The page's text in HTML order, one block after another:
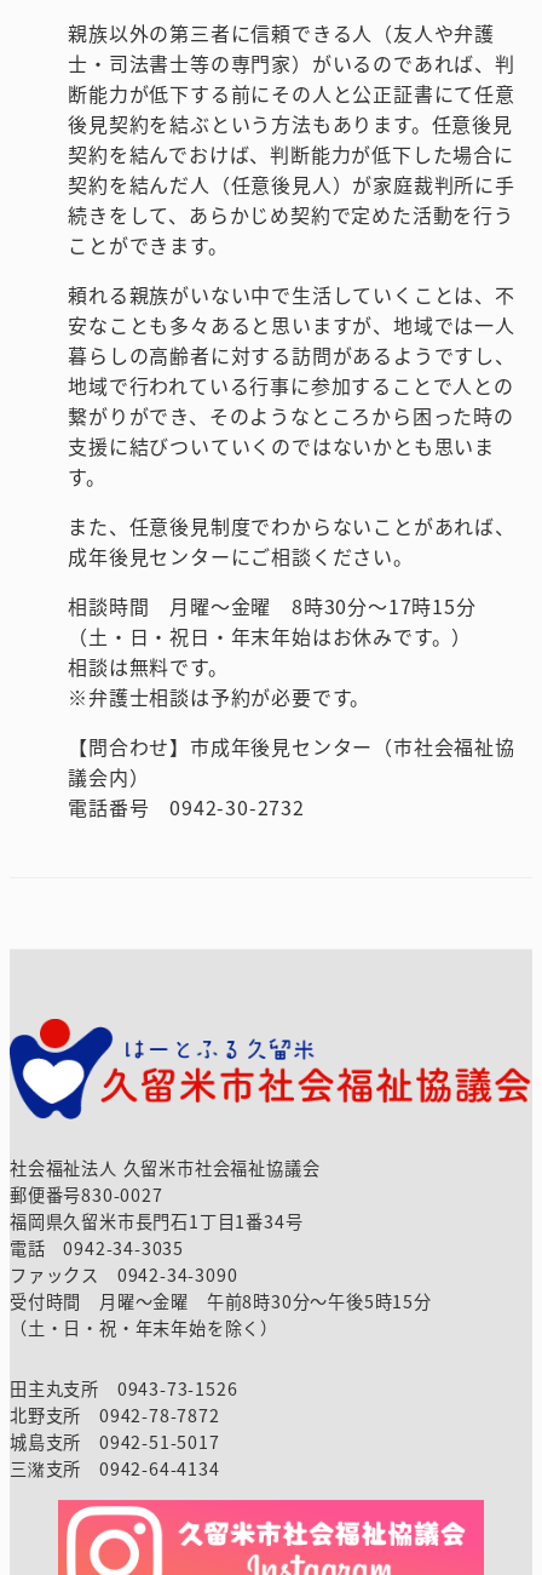
親族以外の第三者に信頼できる人（友人や弁護
士・司法書士等の専門家）がいるのであれば、判
断能力が低下する前にその人と公正証書にて任意
後見契約を結ぶという方法もあります。任意後見
契約を結んでおけば、判断能力が低下した場合に
契約を結んだ人（任意後見人）が家庭裁判所に手
続きをして、あらかじめ契約で定めた活動を行う
ことができます。
頼れる親族がいない中で生活していくことは、不
安なことも多々あると思いますが、地域では一人
暮らしの高齢者に対する訪問があるようですし、
地域で行われている行事に参加することで人との
繋がりができ、そのようなところから困った時の
支援に結びついていくのではないかとも思いま
す。
また、任意後見制度でわからないことがあれば、
成年後見センターにご相談ください。
相談時間 月曜～金曜 8時30分～17時15分
（土・日・祝日・年末年始はお休みです。）
相談は無料です。
※弁護士相談は予約が必要です。
【問合わせ】市成年後見センター（市社会福祉協
議会内）
電話番号 0942-30-2732
社会福祉法人 久留米市社会福祉協議会
郵便番号830-0027
福岡県久留米市長門石1丁目1番34号
電話 0942-34-3035
ファックス 0942-34-3090
受付時間 月曜～金曜 午前8時30分～午後5時15分
（土・日・祝・年末年始を除く）
田主丸支所 0943-73-1526
北野支所 0942-78-7872
城島支所 0942-51-5017
三潴支所 0942-64-4134